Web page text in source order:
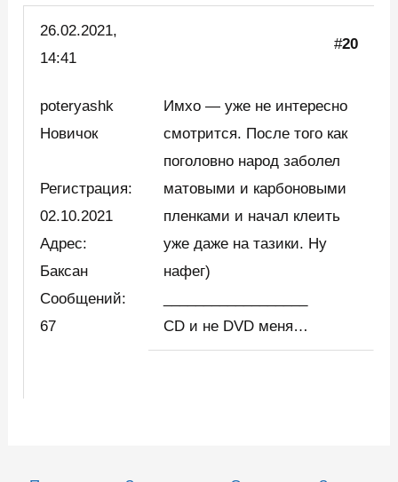
26.02.2021,
14:41
#20
poteryashk
Новичок
Регистрация:
02.10.2021
Адрес:
Баксан
Сообщений:
67
Имхо — уже не интересно
смотрится. После того как
поголовно народ заболел
матовыми и карбоновыми
пленками и начал клеить
уже даже на тазики. Ну
нафег)
CD и не DVD меня…